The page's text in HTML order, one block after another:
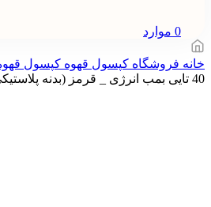
0 موارد
خانه فروشگاه کپسول قهوه کپسول
40 تایی بمب انرژی _ قرمز (بدنه پلاستیکی)